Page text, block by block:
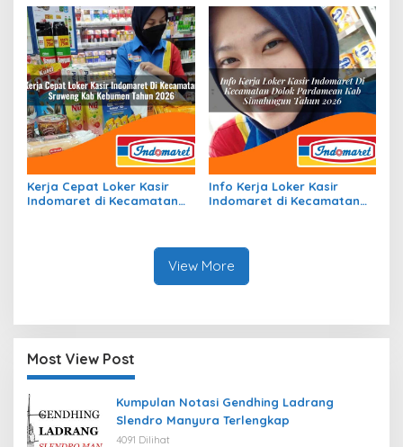
2026
Kerja Cepat Loker Kasir
Indomaret di Kecamatan
Info Kerja Loker Kasir
Indomaret di Kecamatan
View More
Most View Post
Kumpulan Notasi Gendhing Ladrang
Slendro Manyura Terlengkap
4091 Dilihat